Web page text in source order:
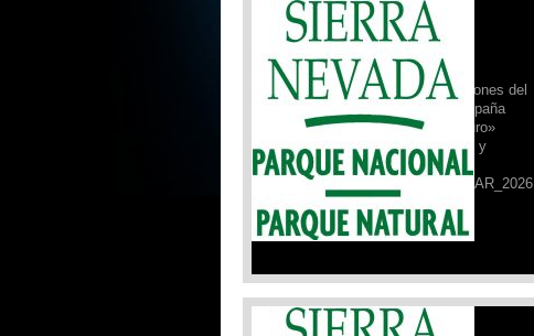
Campaña de Seguridad PNSN:
19/03/2026
Desde el Refugio Poqueira,
actualizamos la ficha de condiciones del
19 de marzo de 2026, de la campaña
«Sierra Nevada para vivirla seguro»
realizada por el Parque Nacional y
Natural de Sierra Nevada.
FICHA_DE_SEGURIDAD_19_MAR_2026
Leer Más »
Campaña de Seguridad PNSN: